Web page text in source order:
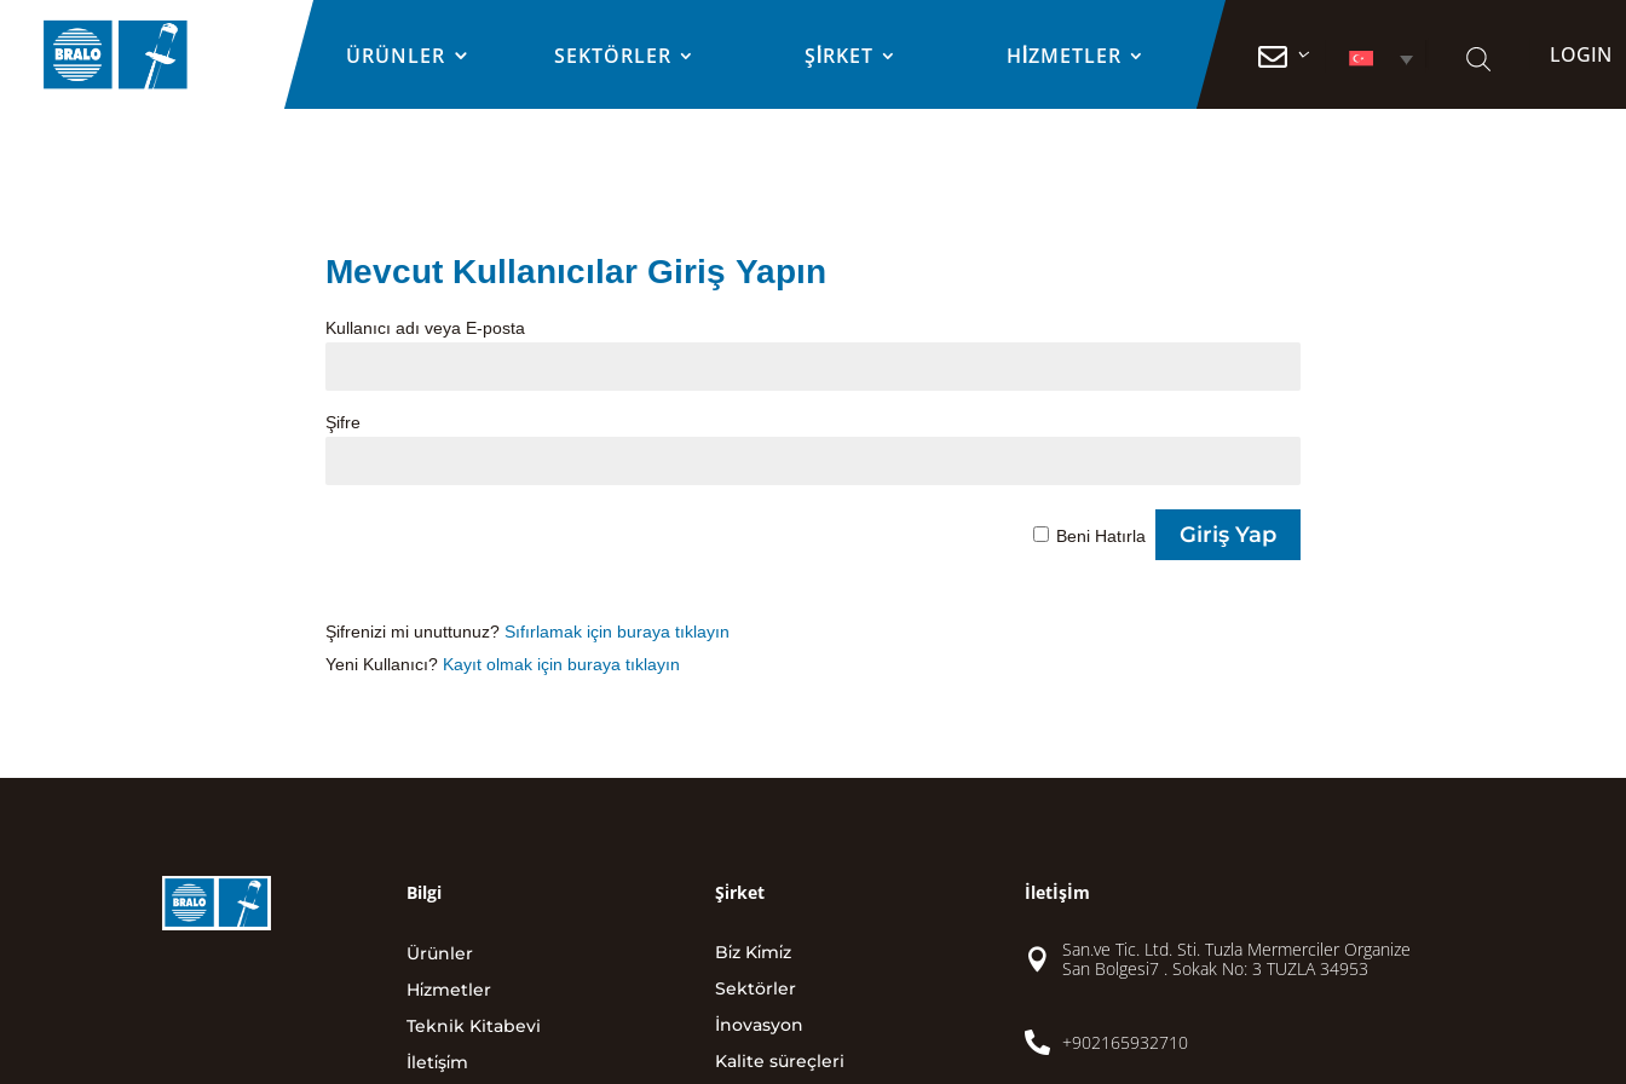
ÜRÜNLER SEKTÖRLER ŞİRKET HİZMETLER  LOGIN
Mevcut Kullanıcılar Giriş Yapın
Kullanıcı adı veya E-posta
Şifre
Beni Hatırla
Şifrenizi mi unuttunuz? Sıfırlamak için buraya tıklayın
Yeni Kullanıcı?Kayıt olmak için buraya tıklayın
Bilgi
Ürünler
Hi̇zmetler
Teknik Kitabevi
İleti̇şi̇m
Şi̇rket
Bi̇z Ki̇mi̇z
Sektörler
İnovasyon
Kalite süreçleri
İletİşİm

San.ve Tic. Ltd. Sti. Tuzla Mermerciler Organize
San Bolgesi7 . Sokak No: 3 TUZLA 34953
 +902165932710